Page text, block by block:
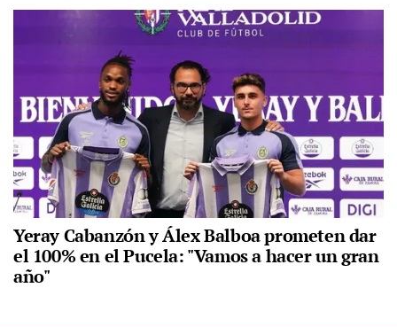
Yeray Cabanzón y Álex Balboa prometen dar
el 100% en el Pucela: "Vamos a hacer un gran
año"